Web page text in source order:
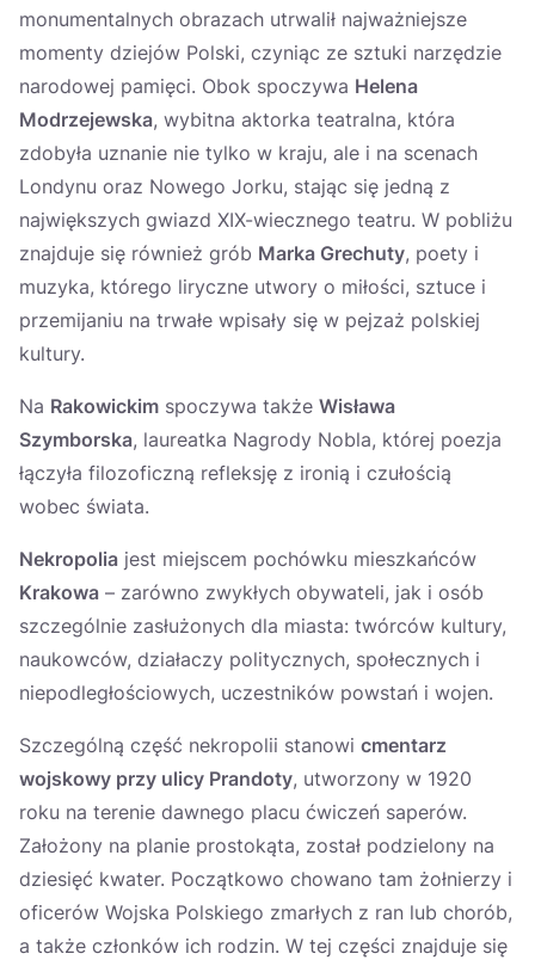
monumentalnych obrazach utrwalił najważniejsze
momenty dziejów Polski, czyniąc ze sztuki narzędzie
narodowej pamięci. Obok spoczywa Helena
Modrzejewska, wybitna aktorka teatralna, która
zdobyła uznanie nie tylko w kraju, ale i na scenach
Londynu oraz Nowego Jorku, stając się jedną z
największych gwiazd XIX-wiecznego teatru. W pobliżu
znajduje się również grób Marka Grechuty, poety i
muzyka, którego liryczne utwory o miłości, sztuce i
przemijaniu na trwałe wpisały się w pejzaż polskiej
kultury.
Na Rakowickim spoczywa także Wisława
Szymborska, laureatka Nagrody Nobla, której poezja
łączyła filozoficzną refleksję z ironią i czułością
wobec świata.
Nekropolia jest miejscem pochówku mieszkańców
Krakowa – zarówno zwykłych obywateli, jak i osób
szczególnie zasłużonych dla miasta: twórców kultury,
naukowców, działaczy politycznych, społecznych i
niepodległościowych, uczestników powstań i wojen.
Szczególną część nekropolii stanowi cmentarz
wojskowy przy ulicy Prandoty, utworzony w 1920
roku na terenie dawnego placu ćwiczeń saperów.
Założony na planie prostokąta, został podzielony na
dziesięć kwater. Początkowo chowano tam żołnierzy i
oficerów Wojska Polskiego zmarłych z ran lub chorób,
a także członków ich rodzin. W tej części znajduje się